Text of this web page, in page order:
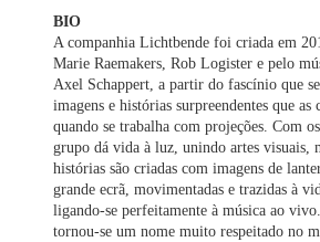
BIO
A companhia Lichtbende foi criada em
Marie Raemakers, Rob Logister e pelo
Axel Schappert, a partir do fascínio que
imagens e histórias surpreendentes que as
quando se trabalha com projeções. Com
grupo dá vida à luz, unindo artes visuais,
histórias são criadas com imagens de
grande ecrã, movimentadas e trazidas à
ligando-se perfeitamente à música ao
tornou-se um nome muito respeitado no